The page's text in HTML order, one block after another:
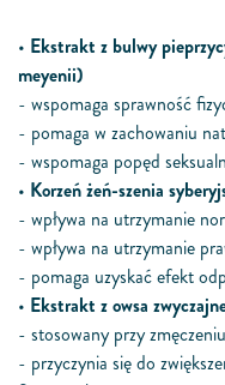
• Ekstrakt z bulwy
meyenii)
- wspomaga sprawność
- pomaga w zachowaniu
- wspomaga popęd
• Korzeń żeń-szenia
- wpływa na utrzymanie
- wpływa na utrzymanie
- pomaga uzyskać efekt
• Ekstrakt z owsa
- stosowany przy
- przyczynia się do